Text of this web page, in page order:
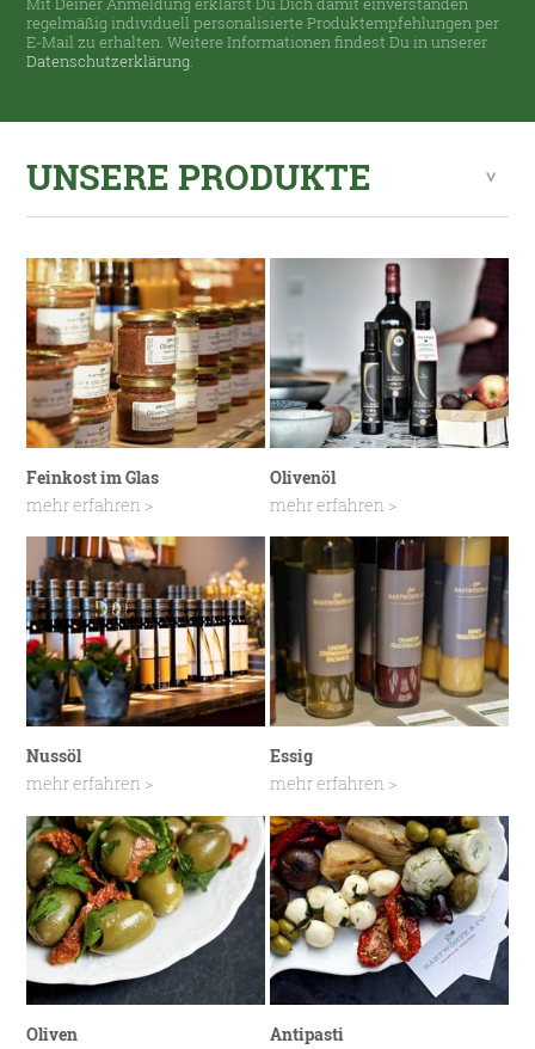
regelmäßig individuell personalisierte Produktempfehlungen per
E-Mail zu erhalten. Weitere Informationen findest Du in unserer
Datenschutzerklärung.
UNSERE PRODUKTE
Feinkost im Glas
mehr erfahren >
Olivenöl
mehr erfahren >
Nussöl
mehr erfahren >
Essig
mehr erfahren >
Oliven
Antipasti